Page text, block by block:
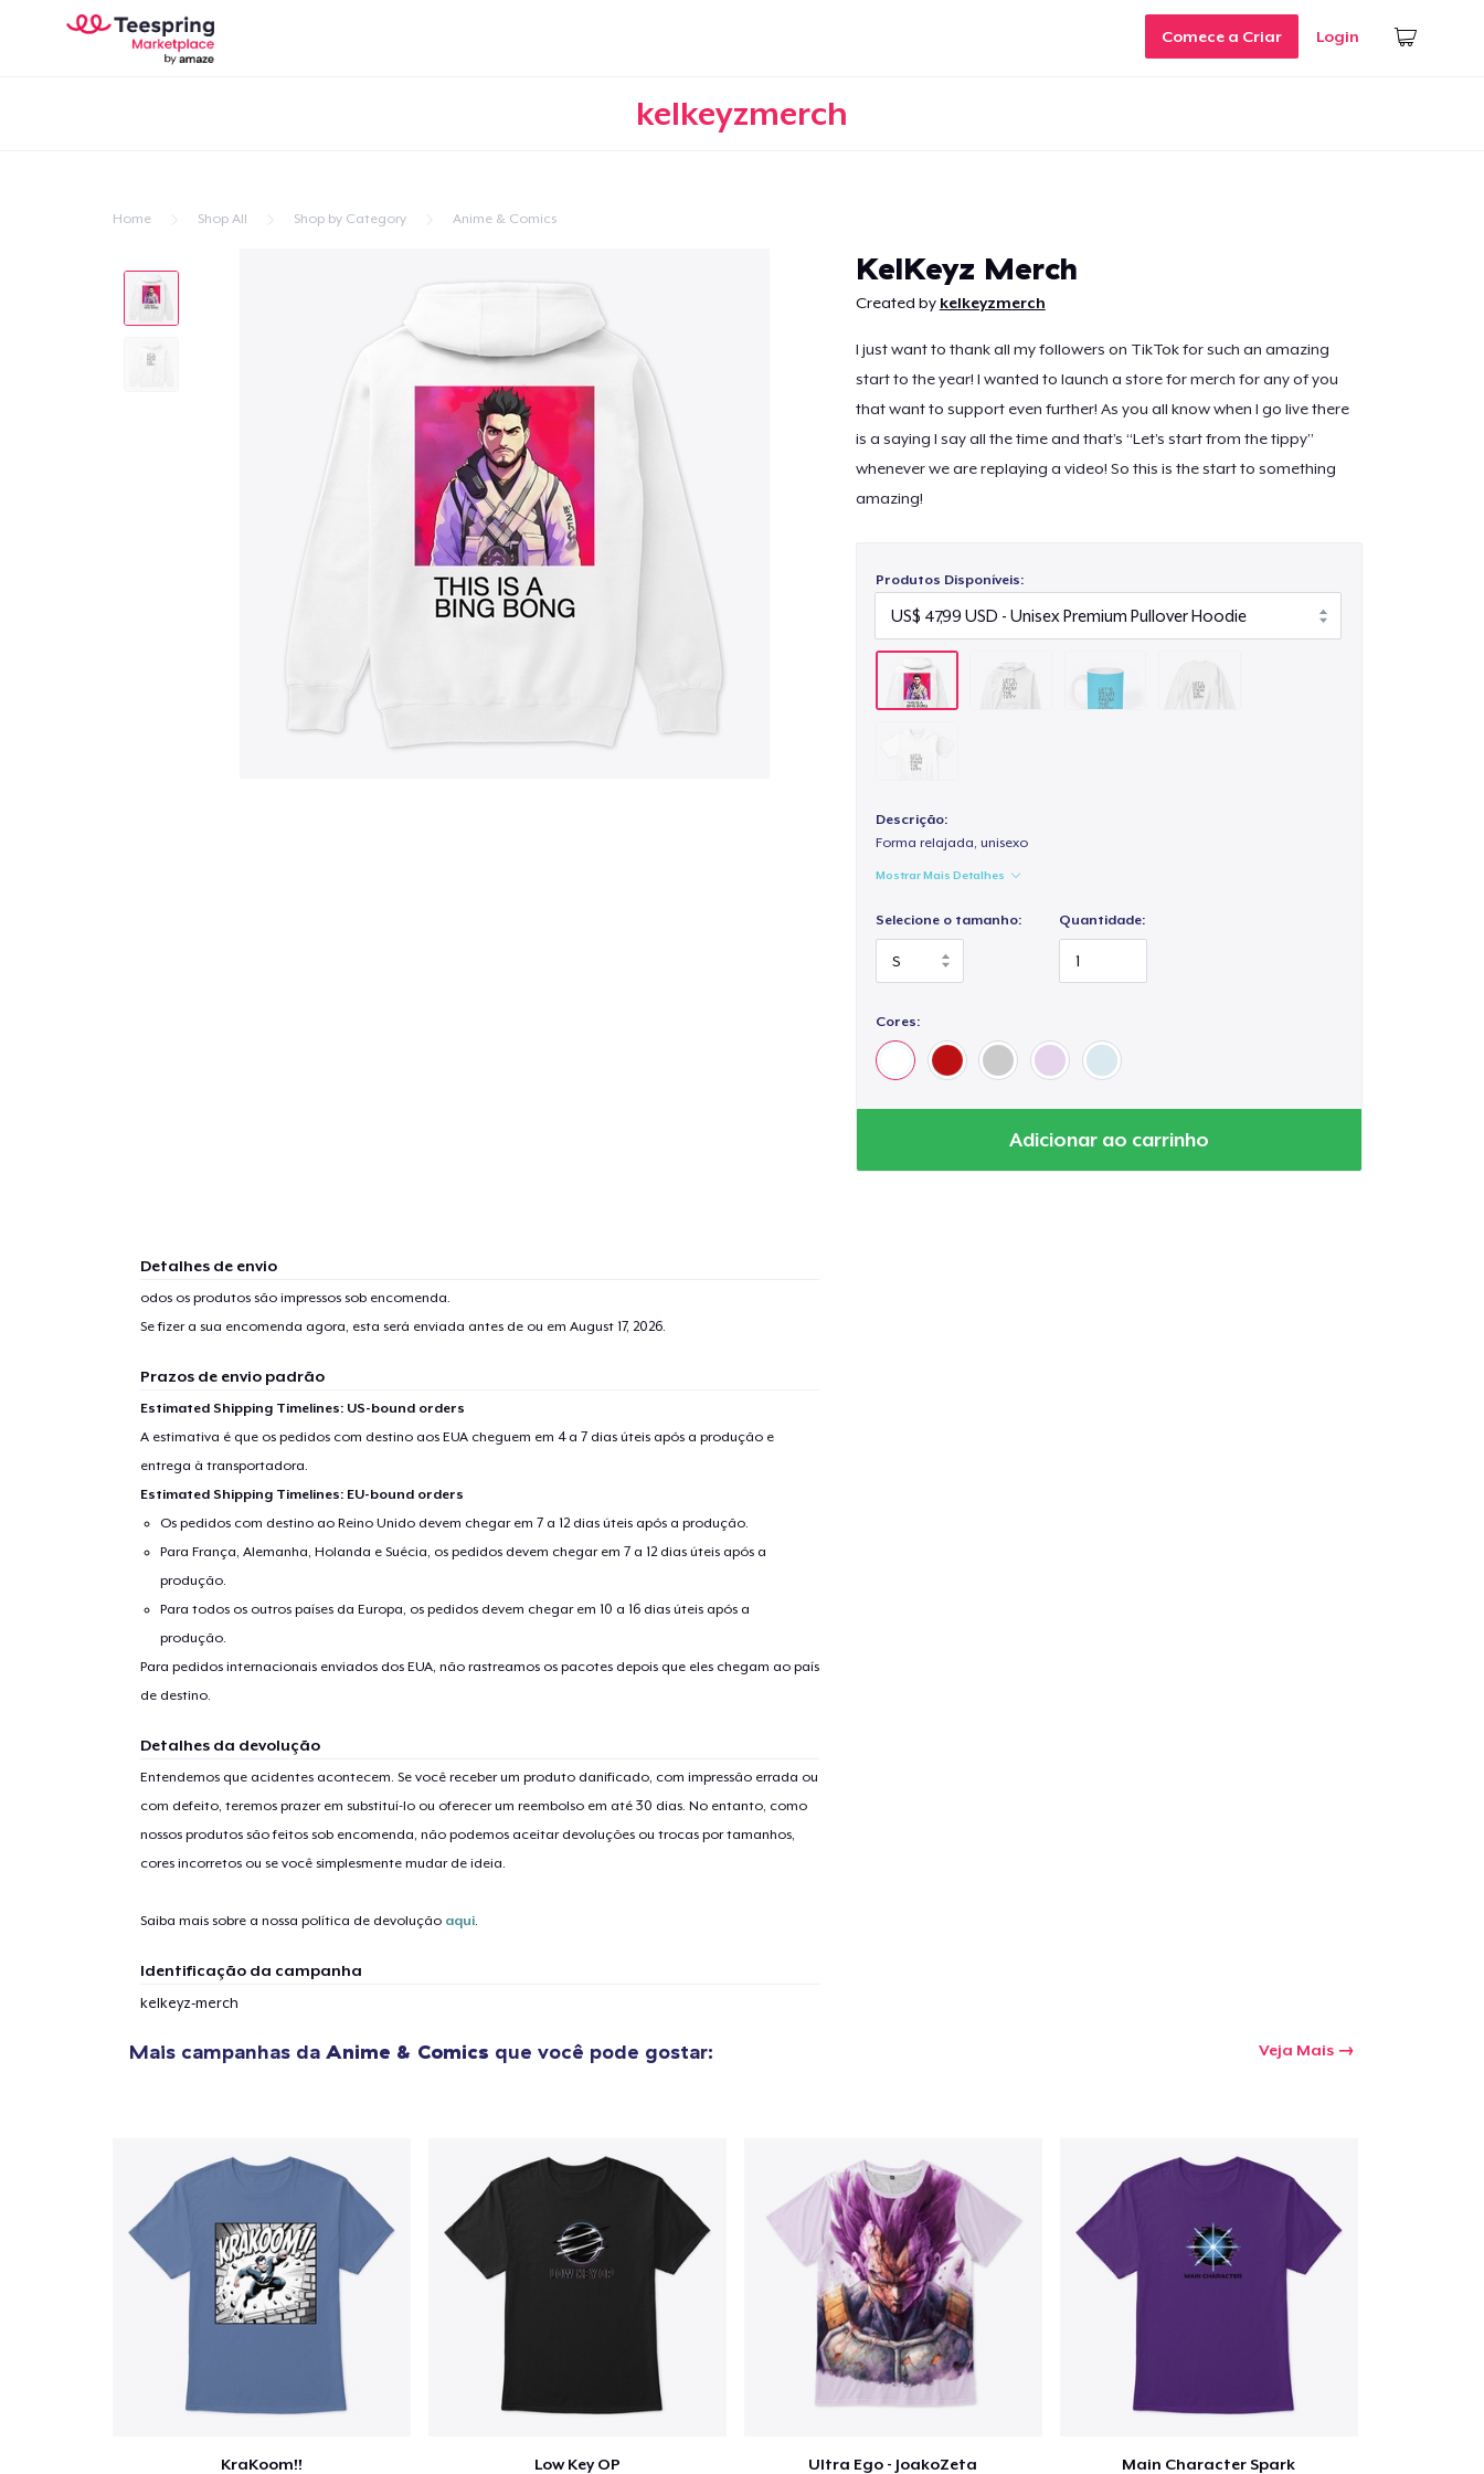
Comece a Criar Login
kelkeyzmerch
Home Shop All Shop by Category Anime & Comics
KelKeyz Merch
Created by kelkeyzmerch
I just want to thank all my followers on TikTok for such an amazing
start to the year! I wanted to launch a store for merch for any of you
that want to support even further! As you all know when I go live there
is a saying I say all the time and that’s “Let’s start from the tippy”
whenever we are replaying a video! So this is the start to something
amazing!
Produtos Disponíveis:
Descrição:
Forma relajada, unisexo
Mostrar Mais Detalhes
Selecione o tamanho: Quantidade:
Cores:
Adicionar ao carrinho
Detalhes de envio
odos os produtos são impressos sob encomenda.
Se fizer a sua encomenda agora, esta será enviada antes de ou em August 17, 2026.
Prazos de envio padrão
Estimated Shipping Timelines: US-bound orders
A estimativa é que os pedidos com destino aos EUA cheguem em 4 a 7 dias úteis após a produção e
entrega à transportadora.
Estimated Shipping Timelines: EU-bound orders
Os pedidos com destino ao Reino Unido devem chegar em 7 a 12 dias úteis após a produção.
Para França, Alemanha, Holanda e Suécia, os pedidos devem chegar em 7 a 12 dias úteis após a
produção.
Para todos os outros países da Europa, os pedidos devem chegar em 10 a 16 dias úteis após a
produção.
Para pedidos internacionais enviados dos EUA, não rastreamos os pacotes depois que eles chegam ao país
de destino.
Detalhes da devolução
Entendemos que acidentes acontecem. Se você receber um produto danificado, com impressão errada ou
com defeito, teremos prazer em substituí-lo ou oferecer um reembolso em até 30 dias. No entanto, como
nossos produtos são feitos sob encomenda, não podemos aceitar devoluções ou trocas por tamanhos,
cores incorretos ou se você simplesmente mudar de ideia.
Saiba mais sobre a nossa política de devolução aqui.
Identificação da campanha
kelkeyz-merch
Mais campanhas da Anime & Comics que você pode gostar: Veja Mais
KraKoom!! Low Key OP Ultra Ego - JoakoZeta Main Character Spark
1artigo adicionado ao Carrinho
Compra
Unisex Premium Pullover Hoodie
US$ 41,99
Mug
US$ 15,99